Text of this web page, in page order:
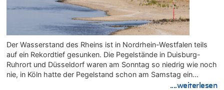
Der Wasserstand des Rheins ist in Nordrhein-Westfalen teils
auf ein Rekordtief gesunken. Die Pegelstände in Duisburg-
Ruhrort und Düsseldorf waren am Sonntag so niedrig wie noch
nie, in Köln hatte der Pegelstand schon am Samstag ein…
....weiterlesen